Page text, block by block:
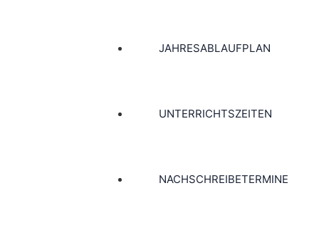
JAHRESABLAUFPLAN
UNTERRICHTSZEITEN
NACHSCHREIBETERMINE